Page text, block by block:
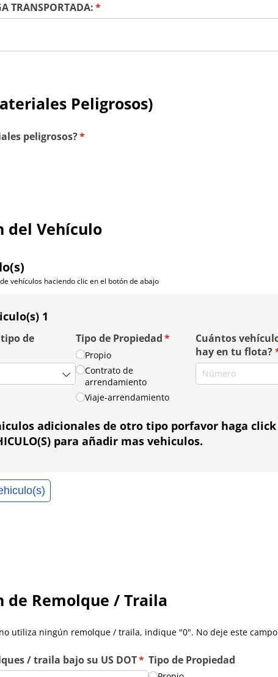
TRANSPORTADA:*
(required)
Peligrosos)
peligrosos?*
(required)
del Vehículo
vehículos haciendo clic en el botón de abajo
1
de
Tipo de Propiedad*
(required)
Propio
Contrato de
arrendamiento
Viaje-arrendamiento
Cuántos
hay en tu flota?
adicionales de otro tipo porfavor haga click
para añadir mas vehiculos.
de Remolque / Traila
utiliza ningún remolque / traila, indique "0". No deje este
/​ traila bajo su US DOT*
(required)
Tipo de Propiedad